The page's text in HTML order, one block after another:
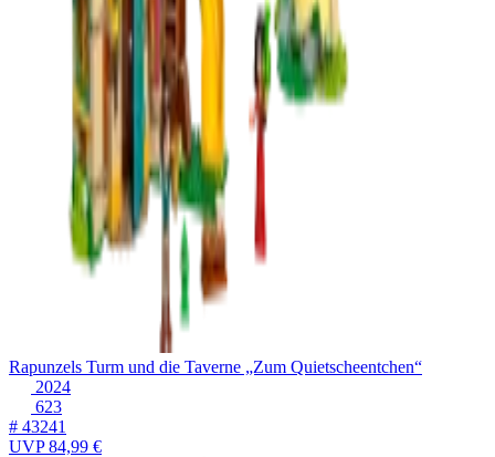
Rapunzels Turm und die Taverne „Zum Quietscheentchen“
2024
623
# 43241
UVP84,99 €